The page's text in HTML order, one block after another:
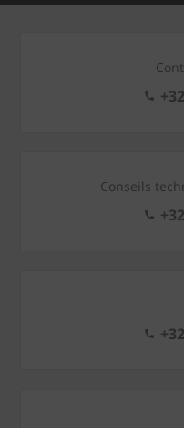
Conseils